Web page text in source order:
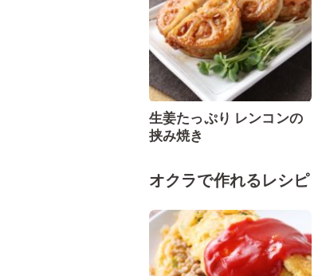
生姜たっぷり レンコンの
挟み焼き
オクラで作れるレシピ